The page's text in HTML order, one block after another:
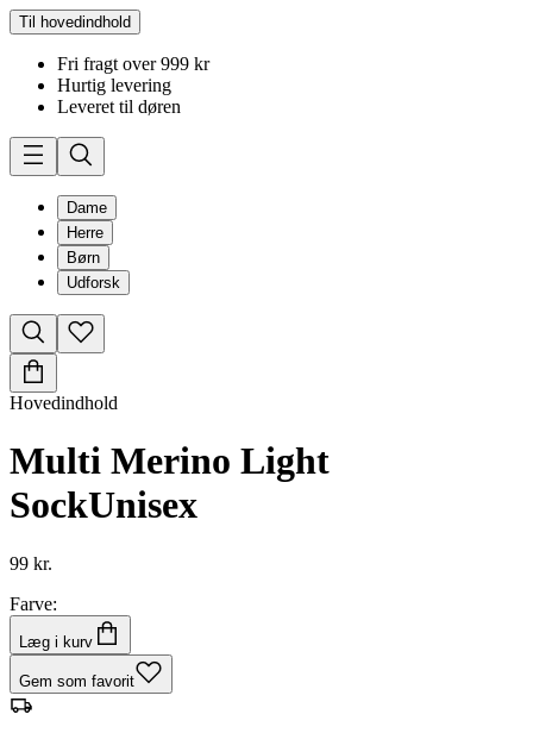
Til hovedindhold
Fri fragt over 999 kr
Hurtig levering
Leveret til døren
Dame
Herre
Børn
Udforsk
Hovedindhold
Multi Merino Light
SockUnisex
99 kr.
Farve:
Læg i kurv
Gem som favorit